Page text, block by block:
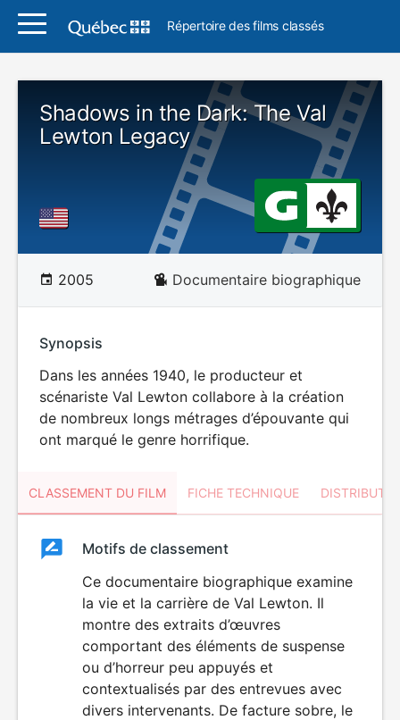
Répertoire des films classés
Shadows in the Dark: The Val
Lewton Legacy
2005 Documentaire biographique
Synopsis
Dans les années 1940, le producteur et
scénariste Val Lewton collabore à la création
de nombreux longs métrages d’épouvante qui
ont marqué le genre horrifique.
CLASSEMENT DU FILM FICHE TECHNIQUE
ClassementClassement
Motifs de classement
Ce documentaire biographique examine
la vie et la carrière de Val Lewton. Il
montre des extraits d’œuvres
comportant des éléments de suspense
ou d’horreur peu appuyés et
contextualisés par des entrevues avec
divers intervenants. De facture sobre, le